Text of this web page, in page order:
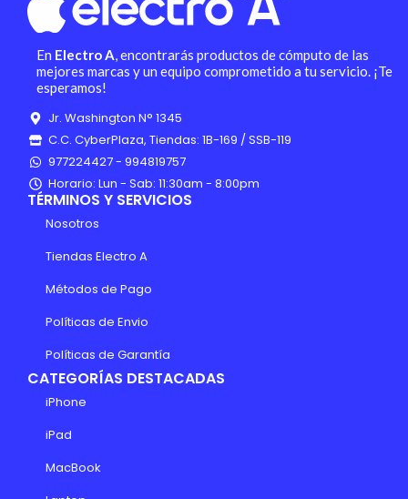
En Electro A, encontrarás productos de cómputo de las
mejores marcas y un equipo comprometido a tu servicio. ¡Te
esperamos!
Jr. Washington N° 1345
C.C. CyberPlaza, Tiendas: 1B-169 / SSB-119
977224427 - 994819757
Horario: Lun - Sab: 11:30am - 8:00pm
TÉRMINOS Y SERVICIOS
Nosotros
Tiendas Electro A
Métodos de Pago
Políticas de Envio
Políticas de Garantía
CATEGORÍAS DESTACADAS
iPhone
iPad
MacBook